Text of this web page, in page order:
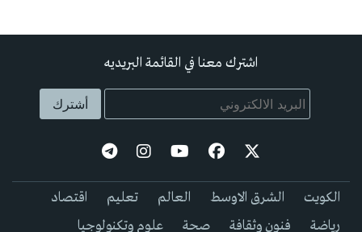
اشترك معنا في القائمة البريديه
الكويت الشرق الاوسط العالم تعليم
اقتصاد
رياضة
فنون وثقافة صحة علوم وتكنولوجيا